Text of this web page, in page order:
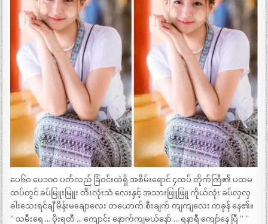
ပေ၆ဝ ပေ၁၀ဝ ပတ်လည် ခြံဝင်းထဲရှိ အစိမ်းရောင် ၄ထပ် တိုက်ကြီ၏ ပထမ
ထပ်တွင် ခပ်မြူးမြူး တီးလုံးသံ လေးနှင့် အသားဖြူဖြူ ကိုယ်လုံး ခပ်လှလှ
ခါးသေးရင်ချီ မိန်းမချောလေး တယောက် စီးချက် ကျကျလေး ကခုန် နေ၏။
” သမီးရေ … ပိုးရတီ … ကျောင်း နောက်ကျမယ်နော် … ရနာရီ ကျော်နေ ပြီ ” ”